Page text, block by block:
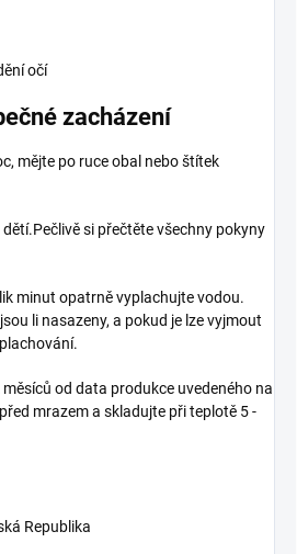
očí
zacházení
mějte po ruce obal nebo štítek
si přečtěte všechny pokyny
minut opatrně vyplachujte vodou.
li nasazeny, a pokud je lze vyjmout
od data produkce uvedeného na
mrazem a skladujte při teplotě 5 -
Republika